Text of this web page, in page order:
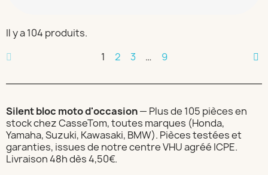
Il y a 104 produits.
1
2 3 … 9
Silent bloc moto d'occasion— Plus de 105 pièces en
stock chez CasseTom, toutes marques (Honda,
Yamaha, Suzuki, Kawasaki, BMW). Pièces testées et
garanties, issues de notre centre VHU agréé ICPE.
Livraison 48h dès 4,50€.